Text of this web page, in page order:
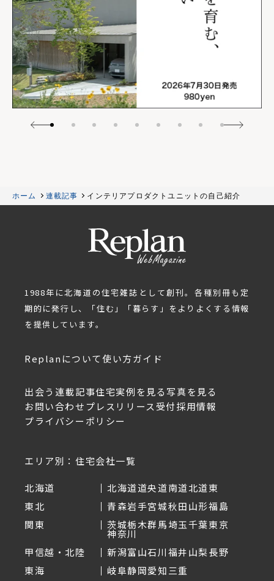
ホーム 連載記事 インテリアプロダクトユニットの自己紹介
1988年に北海道の住宅雑誌として創刊。各種別冊も定
期的に発行し、「住む」「暮らす」をよりよくする情報
を提供しています。
Replanについて使い方ガイド
出会う 連載記事住宅実例を見る写真を見る
お問い合わせ プレスリリース受付採用情報
プライバシーポリシー
エリア別：住宅会社一覧
北海道 北海道道央道南道北道東
東北
青森岩手宮城秋田山形福島
関東
茨城栃木群馬埼玉千葉東京
神奈川
甲信越・北陸
新潟富山石川福井山梨長野
東海
岐阜静岡愛知三重